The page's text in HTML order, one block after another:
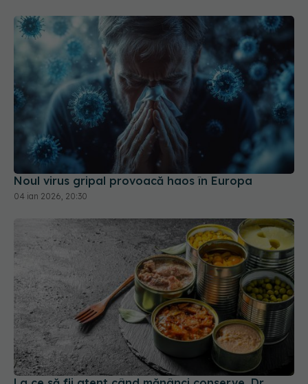
Noul virus gripal provoacă haos în Europa
04 ian 2026, 20:30